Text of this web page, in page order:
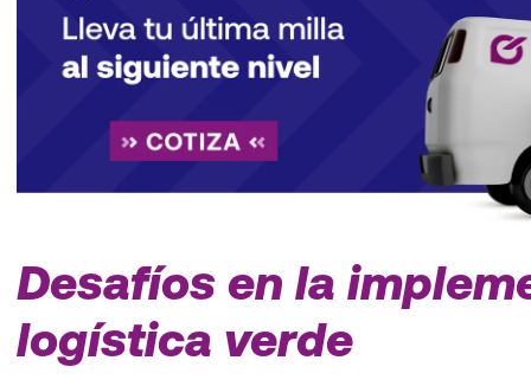
Desafíos en la
logística verde